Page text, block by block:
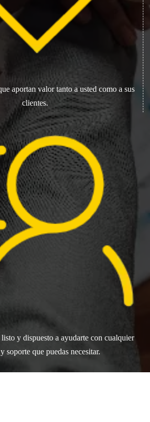
aportan valor tanto a usted como a sus
clientes.
y dispuesto a ayudarte con cualquier
soporte que puedas necesitar.